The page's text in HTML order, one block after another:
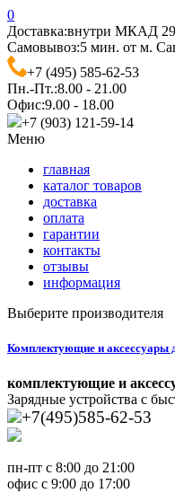
0
Доставка:внутри МКАД
Самовывоз:5 мин. от м.
+7 (495) 585-62-53
Пн.-Пт.:8.00 - 21.00
Офис:9.00 - 18.00
+7 (903) 121-59-14
Меню
главная
каталог товаров
доставка
оплата
гарантии
контакты
отзывы
информация
Выберите производителя
Комплектующие и аксессуары
комплектующие и
Зарядные устройства с
+7(495)585-62-53
пн-пт с 8:00 до 21:00
офис с 9:00 до 17:00